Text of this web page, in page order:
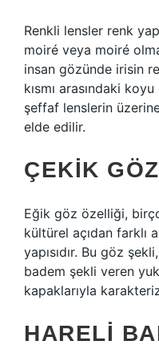
Renkli lensler renk
moiré veya moiré
insan gözünde irisin
kısmı arasındaki
şeffaf lenslerin
elde edilir.
ÇEKIK
Eğik göz özelliği,
kültürel açıdan farklı
yapısıdır. Bu göz
badem şekli veren
kapaklarıyla
HARELI